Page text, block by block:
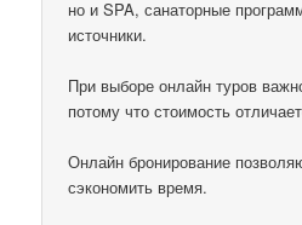
но и SPA, санаторные
источники.
При выборе онлайн туров
потому что стоимость
Онлайн бронирование
сэкономить время.